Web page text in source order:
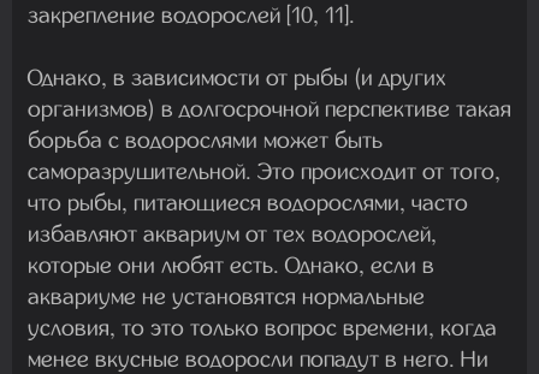
закрепление водорослей [10, 11].
Однако, в зависимости от рыбы (и других
организмов) в долгосрочной перспективе такая
борьба с водорослями может быть
саморазрушительной. Это происходит от того,
что рыбы, питающиеся водорослями, часто
избавляют аквариум от тех водорослей,
которые они любят есть. Однако, если в
аквариуме не установятся нормальные
условия, то это только вопрос времени, когда
менее вкусные водоросли попадут в него. Ни